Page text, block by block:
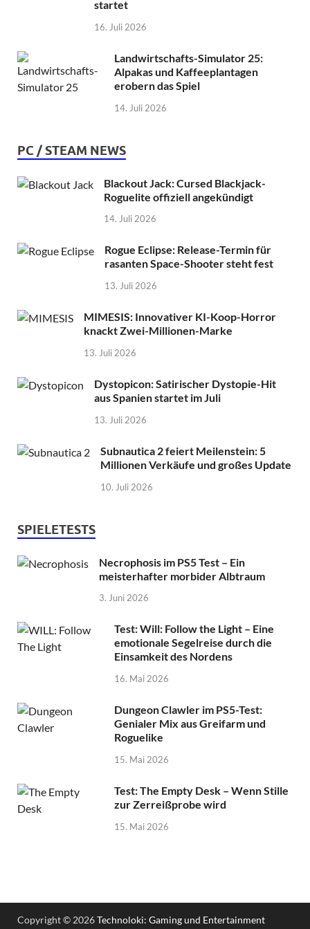
startet
16. Juli 2026
Landwirtschafts-Simulator 25:
Alpakas und Kaffeeplantagen
erobern das Spiel
14. Juli 2026
PC / STEAM NEWS
Blackout Jack: Cursed Blackjack-
Roguelite offiziell angekündigt
14. Juli 2026
Rogue Eclipse: Release-Termin für
rasanten Space-Shooter steht fest
13. Juli 2026
MIMESIS: Innovativer KI-Koop-Horror
knackt Zwei-Millionen-Marke
13. Juli 2026
Dystopicon: Satirischer Dystopie-Hit
aus Spanien startet im Juli
13. Juli 2026
Subnautica 2 feiert Meilenstein: 5
Millionen Verkäufe und großes Update
10. Juli 2026
SPIELETESTS
Necrophosis im PS5 Test – Ein
meisterhafter morbider Albtraum
3. Juni 2026
Test: Will: Follow the Light – Eine
emotionale Segelreise durch die
Einsamkeit des Nordens
16. Mai 2026
Dungeon Clawler im PS5-Test:
Genialer Mix aus Greifarm und
Roguelike
15. Mai 2026
Test: The Empty Desk – Wenn Stille
zur Zerreißprobe wird
15. Mai 2026
Copyright © 2026Technoloki: Gaming und Entertainment